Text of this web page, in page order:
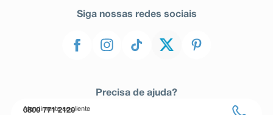
Siga nossas redes sociais
Precisa de ajuda?
Atendimento ao cliente
0800 771 2120